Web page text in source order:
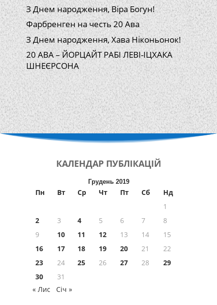
З Днем народження, Віра Богун!
Фарбренген на честь 20 Ава
З Днем народження, Хава Ніконьонок!
20 АВА – ЙОРЦАЙТ РАБІ ЛЕВІ-ІЦХАКА
ШНЕЄРСОНА
КАЛЕНДАР ПУБЛІКАЦІЙ
Грудень 2019
Пн Вт Ср Чт Пт Сб
Нд
1
2
3 4 5 6 7
8
9
10 11 12 13 14
15
16
17 18 19 20 21
22
23
24 25 26 27 28
29
30
31
« Лис
Січ »